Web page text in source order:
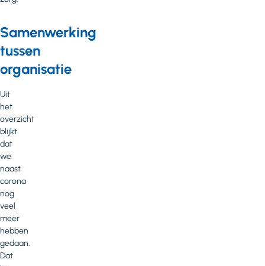
Samenwerking
tussen
organisatie
Uit
het
overzicht
blijkt
dat
we
naast
corona
nog
veel
meer
hebben
gedaan.
Dat